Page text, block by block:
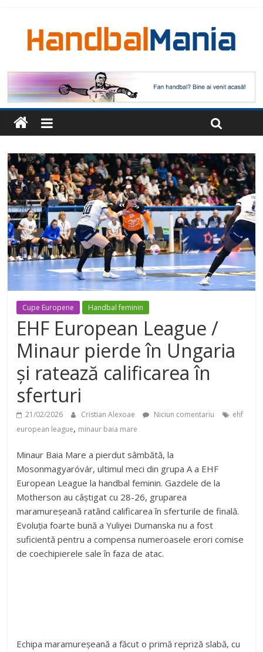
Cupe Europene Handbal feminin
EHF European League /
Minaur pierde în Ungaria
și ratează calificarea în
sferturi
21/02/2026 Cristian Alexoae Niciun comentariu
ehf
european league, minaur baia mare
Minaur Baia Mare a pierdut sâmbătă, la
Mosonmagyaróvár, ultimul meci din grupa A a EHF
European League la handbal feminin. Gazdele de la
Motherson au câștigat cu 28-26, gruparea
maramureșeană ratând calificarea în sferturile de finală.
Evoluția foarte bună a Yuliyei Dumanska nu a fost
suficientă pentru a compensa numeroasele erori comise
de coechipierele sale în faza de atac.
Echipa maramureșeană a făcut o primă repriză slabă, cu